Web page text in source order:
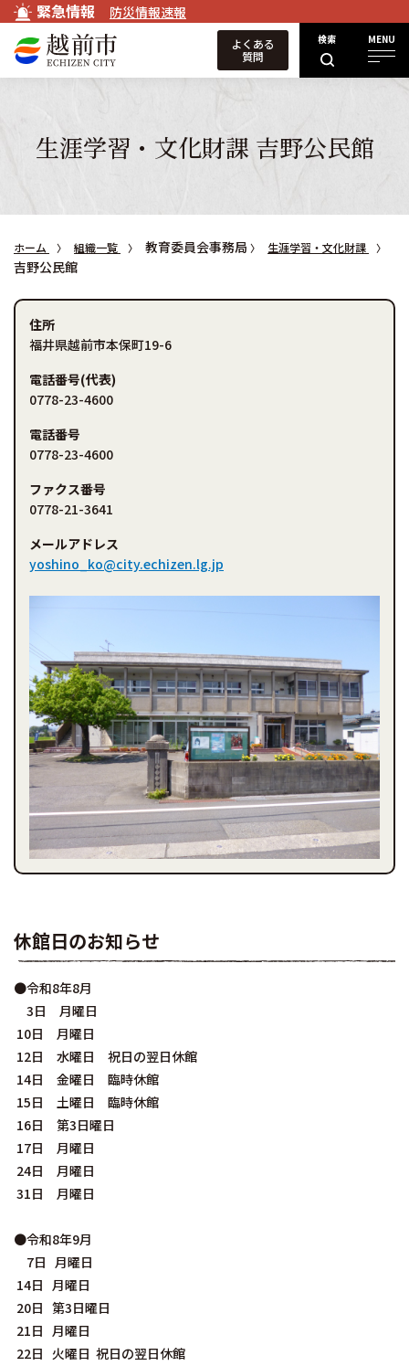
緊急情報 防災情報速報
検索 MENU
よくある
質問
生涯学習・文化財課 吉野公民館
ホーム 組織一覧 教育委員会事務局 生涯学習・文化財課
吉野公民館
住所
福井県越前市本保町19-6
電話番号(代表)
0778-23-4600
電話番号
0778-23-4600
ファクス番号
0778-21-3641
メールアドレス
yoshino_ko@city.echizen.lg.jp
休館日のお知らせ
●令和8年8月
3日 月曜日
10日 月曜日
12日 水曜日 祝日の翌日休館
14日 金曜日 臨時休館
15日 土曜日 臨時休館
16日 第3日曜日
17日 月曜日
24日 月曜日
31日 月曜日
●令和8年9月
7日 月曜日
14日 月曜日
20日 第3日曜日
21日 月曜日
22日 火曜日 祝日の翌日休館